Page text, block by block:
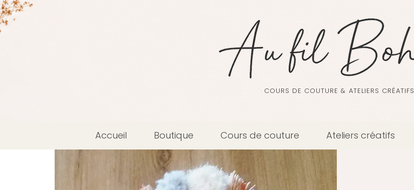
COURS DE COUTURE & ATELIERS CRÉATIFS
Accueil Boutique Cours de couture Ateliers créatifs